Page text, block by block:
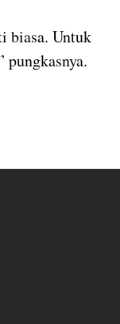
biasa. Untuk
pungkasnya.